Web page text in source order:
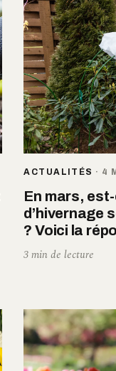
ACTUALITÉS · 4
En mars,
d’hivernage
? Voici la
3 min de lecture